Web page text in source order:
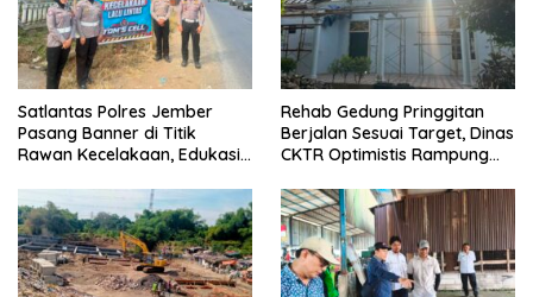
Satlantas Polres Jember
Pasang Banner di Titik
Rawan Kecelakaan, Edukasi
Keselamatan
Rehab Gedung Pringgitan
Berjalan Sesuai Target, Dinas
CKTR Optimistis Rampung